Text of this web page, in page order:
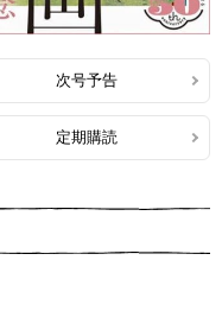
次号予告
定期購読